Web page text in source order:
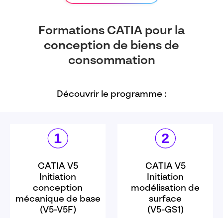
Formations CATIA pour la
conception de biens de
consommation
Découvrir le programme :
CATIA V5
Initiation
conception
mécanique de base
(V5-V5F)
CATIA V5
Initiation
modélisation de
surface
(V5-GS1)